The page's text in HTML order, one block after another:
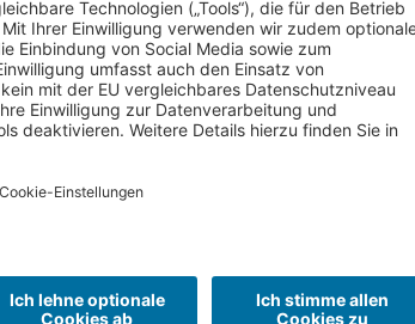
kamen alle Schülerinnen und
der Musikschule des
gute Stimmung. Die Klasse 9a
von 500 Euro.
einig: Es war ein rundum